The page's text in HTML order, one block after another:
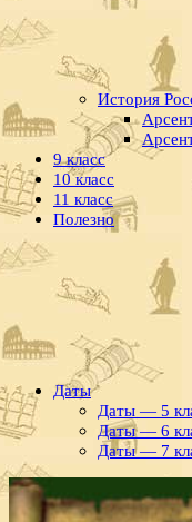
История
9 класс
10 класс
11 класс
Полезно
Даты
Даты — 5
Даты — 6
Даты — 7